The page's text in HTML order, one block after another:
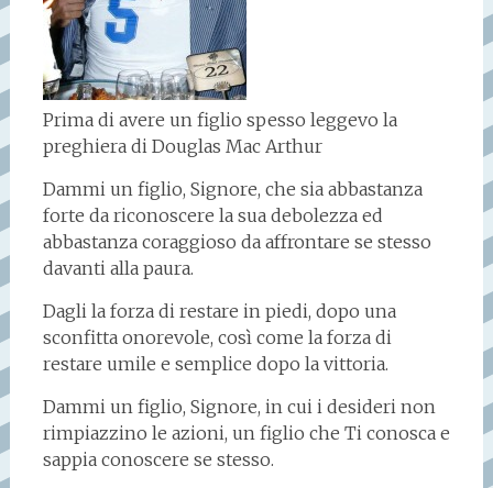
Prima di avere un figlio spesso leggevo la
preghiera di Douglas Mac Arthur
Dammi un figlio, Signore, che sia abbastanza
forte da riconoscere la sua debolezza ed
abbastanza coraggioso da affrontare se stesso
davanti alla paura.
Dagli la forza di restare in piedi, dopo una
sconfitta onorevole, così come la forza di
restare umile e semplice dopo la vittoria.
Dammi un figlio, Signore, in cui i desideri non
rimpiazzino le azioni, un figlio che Ti conosca e
sappia conoscere se stesso.